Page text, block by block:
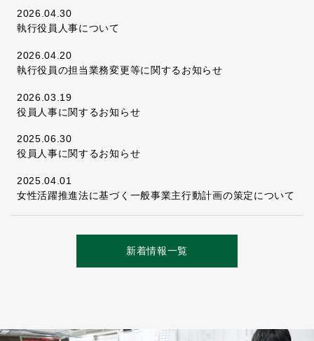
2026.04.30
執行役員人事について
2026.04.20
執行役員の担当業務変更等に関するお知らせ
2026.03.19
役員人事に関するお知らせ
2025.06.30
役員人事に関するお知らせ
2025.04.01
女性活躍推進法に基づく一般事業主行動計画の策定について
新着情報一覧